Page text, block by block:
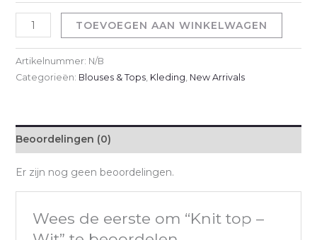
Knit
top
-
Wit
TOEVOEGEN AAN WINKELWAGEN
Artikelnummer: N/B
Categorieën: Blouses & Tops, Kleding, New Arrivals
Beoordelingen (0)
Er zijn nog geen beoordelingen.
Wees de eerste om “Knit top –